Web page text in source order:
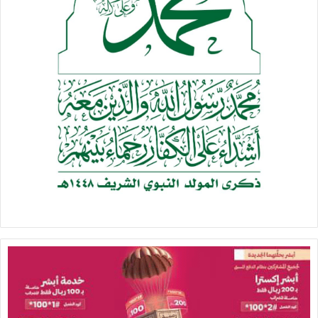
اليمن وتبعاته الإنسانية وتأثيره على الحياة المعيشية في ظل
الحصار الغاشم وإدَارَة هذه النكبة الإنسانية التي يسببها العدوان
على اليمن على المستوى الإنساني بعد أن دمر طيرانها مؤسسات
الدولة المتعلقة بحياة المواطنين المعيشية، واستهدف -بتدمير
واضح- مصادرَ الإيرادات الذي يغطي الرواتب ونفقات القطاع المدني.
وكما هو الحالُ، وعلى قاعدة “اكذب اكذب حتى يصدِّقَك الناس”
عملت السعودية والإمارات في ما يتعلق بالوضع الإنساني، لكن
هذه الكذبة لا تنجحَ؛ لأن الأمر متعلق بمعيشة الناس، متعلق
بمعانات الملايين من المتضررين من الحصار والعدوان.
أَوْ نزحوا؛ بسبب إجرام ومجازر السعودية وممارسات المرتزقة.
التضليل السعودي والإماراتي لا يمكنه أن يغطي على تدهور الوضع
الإنساني، ويبدد السحب الكثيفة التي تؤكدُ أن اليمن ينزلقُ نحوَ
معاناة إنسانية لا تعالَجُ بأكاذيب.